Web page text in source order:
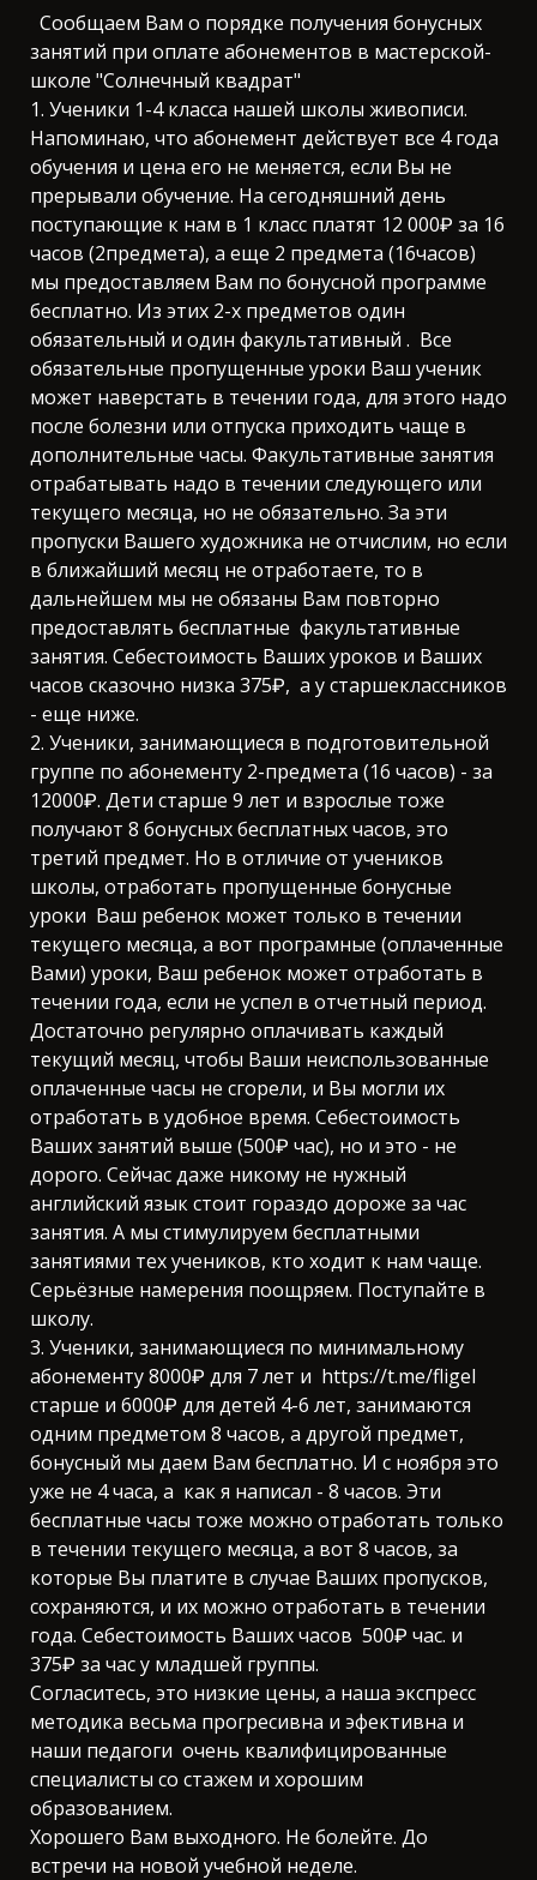
Сообщаем Вам о порядке получения бонусных
занятий при оплате абонементов в мастерской-
школе "Солнечный квадрат"
1. Ученики 1-4 класса нашей школы живописи.
Напоминаю, что абонемент действует все 4 года
обучения и цена его не меняется, если Вы не
прерывали обучение. На сегодняшний день
поступающие к нам в 1 класс платят 12 000₽ за 16
часов (2предмета), а еще 2 предмета (16часов)
мы предоставляем Вам по бонусной программе
бесплатно. Из этих 2-х предметов один
обязательный и один факультативный . Все
обязательные пропущенные уроки Ваш ученик
может наверстать в течении года, для этого надо
после болезни или отпуска приходить чаще в
дополнительные часы. Факультативные занятия
отрабатывать надо в течении следующего или
текущего месяца, но не обязательно. За эти
пропуски Вашего художника не отчислим, но если
в ближайший месяц не отработаете, то в
дальнейшем мы не обязаны Вам повторно
предоставлять бесплатные факультативные
занятия. Себестоимость Ваших уроков и Ваших
часов сказочно низка 375₽, а у старшеклассников
- еще ниже.
2. Ученики, занимающиеся в подготовительной
группе по абонементу 2-предмета (16 часов) - за
12000₽. Дети старше 9 лет и взрослые тоже
получают 8 бонусных бесплатных часов, это
третий предмет. Но в отличие от учеников
школы, отработать пропущенные бонусные
уроки Ваш ребенок может только в течении
текущего месяца, а вот програмные (оплаченные
Вами) уроки, Ваш ребенок может отработать в
течении года, если не успел в отчетный период.
Достаточно регулярно оплачивать каждый
текущий месяц, чтобы Ваши неиспользованные
оплаченные часы не сгорели, и Вы могли их
отработать в удобное время. Себестоимость
Ваших занятий выше (500₽ час), но и это - не
дорого. Сейчас даже никому не нужный
английский язык стоит гораздо дороже за час
занятия. А мы стимулируем бесплатными
занятиями тех учеников, кто ходит к нам чаще.
Серьёзные намерения поощряем. Поступайте в
школу.
3. Ученики, занимающиеся по минимальному
абонементу 8000₽ для 7 лет и https://t.me/fligel
старше и 6000₽ для детей 4-6 лет, занимаются
одним предметом 8 часов, а другой предмет,
бонусный мы даем Вам бесплатно. И с ноября это
уже не 4 часа, а как я написал - 8 часов. Эти
бесплатные часы тоже можно отработать только
в течении текущего месяца, а вот 8 часов, за
которые Вы платите в случае Ваших пропусков,
сохраняются, и их можно отработать в течении
года. Себестоимость Ваших часов 500₽ час. и
375₽ за час у младшей группы.
Согласитесь, это низкие цены, а наша экспресс
методика весьма прогресивна и эфективна и
наши педагоги очень квалифицированные
специалисты со стажем и хорошим
образованием.
Хорошего Вам выходного. Не болейте. До
встречи на новой учебной неделе.